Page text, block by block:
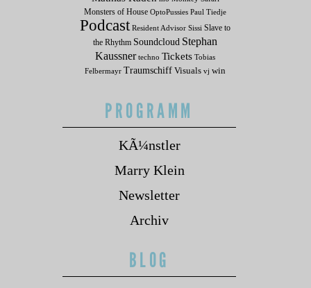
Monsters of House OptoPussies Paul Tiedje
Podcast Resident Advisor Sissi Slave to
the Rhythm Soundcloud Stephan
Kaussner techno Tickets Tobias
Felbermayr Traumschiff Visuals vj win
PROGRAMM
KÃ¼nstler
Marry Klein
Newsletter
Archiv
BLOG